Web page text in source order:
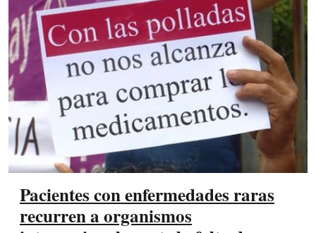
Pacientes con enfermedades raras
recurren a organismos